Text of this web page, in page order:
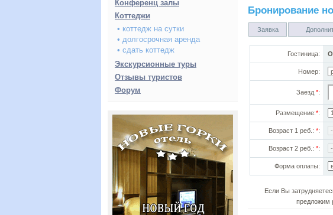
Конференц залы
Коттеджи
• коттедж на сутки
• долгосрочная аренда
• сдать коттедж
Экскурсионные туры
Отзывы туристов
Форум
Бронирование
Заявка
Гостиница:
Номер:
Заезд *:
Размещение:*:
Возраст 1 реб.: *:
Возраст 2 реб.: *:
Форма оплаты:
Если Вы
предложим